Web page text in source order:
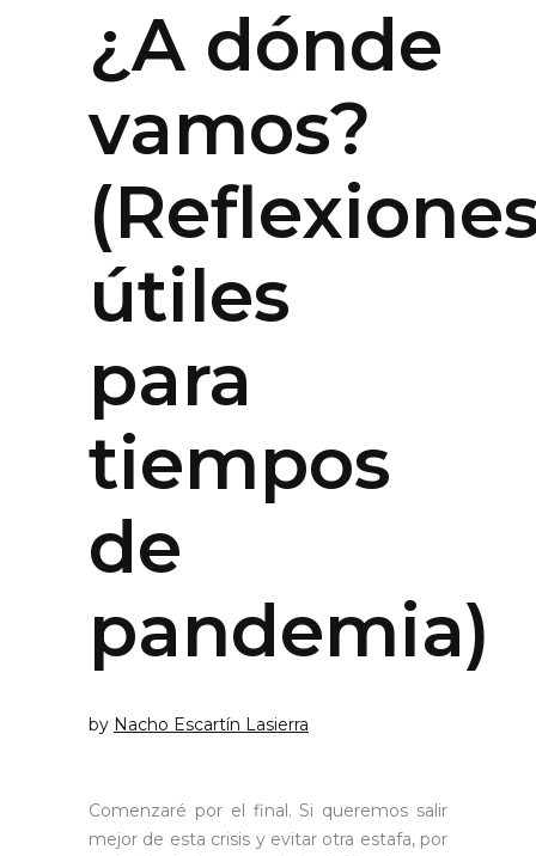
¿A dónde
vamos?
útiles
para
tiempos
de
pandemia)
by Nacho Escartín Lasierra
Comenzaré por el final. Si queremos salir
mejor de esta crisis y evitar otra estafa, por